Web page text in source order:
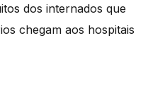
dos internados que
chegam aos hospitais